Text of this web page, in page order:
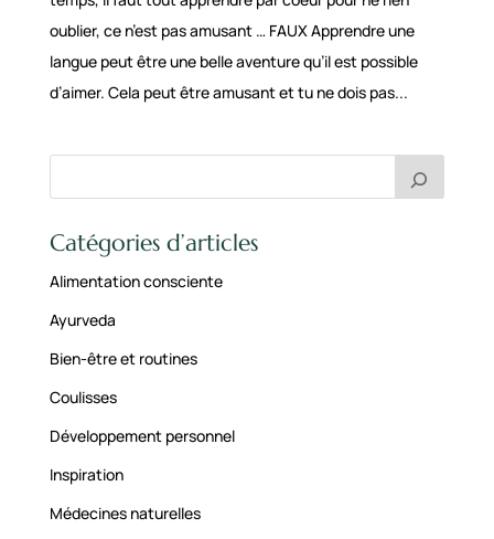
oublier, ce n’est pas amusant … FAUX Apprendre une
langue peut être une belle aventure qu’il est possible
d’aimer. Cela peut être amusant et tu ne dois pas...
Catégories d’articles
Alimentation consciente
Ayurveda
Bien-être et routines
Coulisses
Développement personnel
Inspiration
Médecines naturelles